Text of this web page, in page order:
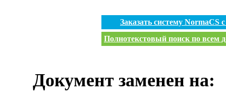
Заказать систему
Полнотекстовый поиск по всем
Документ заменен на: